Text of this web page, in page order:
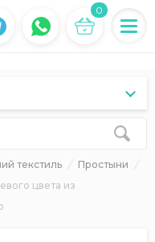
0
текстиль
Простыни
цвета из